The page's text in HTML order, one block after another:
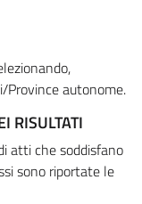
autonome.
RISULTATI
atti che soddisfano
sono riportate le